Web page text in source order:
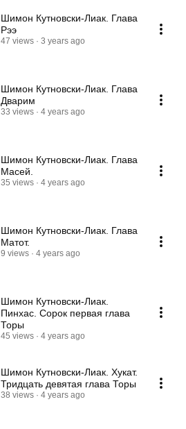
Шимон Кутновски-Лиак. Глава
Рээ
47 views 3 years ago
Шимон Кутновски-Лиак. Глава
Дварим
33 views 4 years ago
Шимон Кутновски-Лиак. Глава
Масей.
35 views 4 years ago
Шимон Кутновски-Лиак. Глава
Матот.
9 views 4 years ago
Шимон Кутновски-Лиак.
Пинхас. Сорок первая глава
Торы
45 views 4 years ago
Шимон Кутновски-Лиак. Хукат.
Тридцать девятая глава Торы
38 views 4 years ago